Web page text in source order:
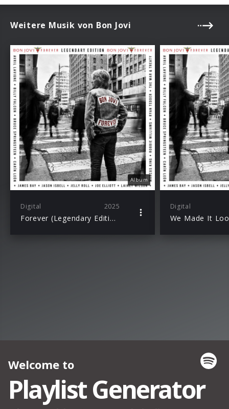
Weitere Musik von Bon Jovi
Album
Digital 2025
Forever (Legendary Edition)
Digital
We Made It